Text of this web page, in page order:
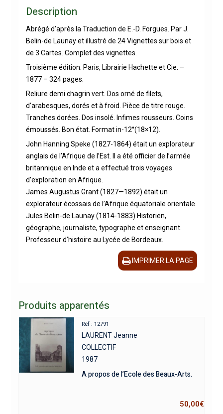
Description
Abrégé d’après la Traduction de E.-D. Forgues. Par J.
Belin-de Launay et illustré de 24 Vignettes sur bois et
de 3 Cartes. Complet des vignettes.
Troisième édition. Paris, Librairie Hachette et Cie. –
1877 – 324 pages.
Reliure demi chagrin vert. Dos orné de filets,
d’arabesques, dorés et à froid. Pièce de titre rouge.
Tranches dorées. Dos insolé. Infimes rousseurs. Coins
émoussés. Bon état. Format in-12°(18×12).
John Hanning Speke (1827-1864) était un explorateur
anglais de l’Afrique de l’Est. Il a été officier de l’armée
britannique en Inde et a effectué trois voyages
d’exploration en Afrique.
James Augustus Grant (1827—1892) était un
explorateur écossais de l’Afrique équatoriale orientale.
Jules Belin-de Launay (1814-1883) Historien,
géographe, journaliste, typographe et enseignant.
Professeur d’histoire au Lycée de Bordeaux.
IMPRIMER LA PAGE
Produits apparentés
Réf : 12791
LAURENT Jeanne
COLLECTIF
1987
A propos de l’Ecole des Beaux-Arts.
50,00€